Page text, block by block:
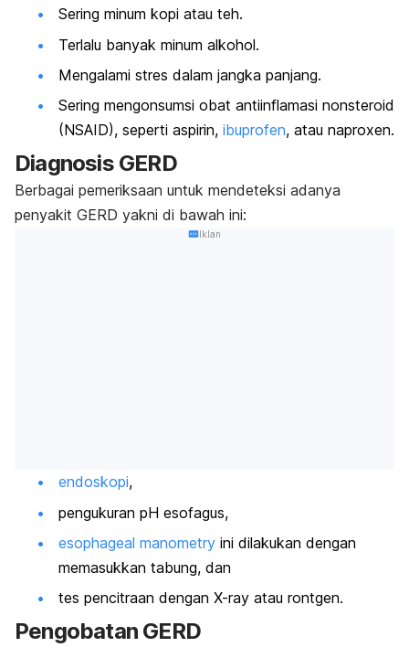
Sering minum kopi atau teh.
Terlalu banyak minum alkohol.
Mengalami stres dalam jangka panjang.
Sering mengonsumsi obat antiinflamasi nonsteroid
(NSAID), seperti aspirin, ibuprofen, atau naproxen.
Diagnosis GERD
Berbagai pemeriksaan untuk mendeteksi adanya
penyakit GERD yakni di bawah ini:
Iklan
endoskopi,
pengukuran pH esofagus,
esophageal manometry ini dilakukan dengan
memasukkan tabung, dan
tes pencitraan dengan X-ray atau rontgen.
Pengobatan GERD